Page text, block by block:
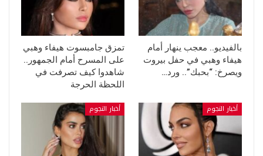
بالفيديو.. معجب ينهار أمام
هيفاء وهبي في حفل بيروت
ويصرخ: “بحبك”.. ورد…
تمزق جامبسوت هيفاء وهبي
على المسرح أمام الجمهور..
شاهدوا كيف تصرفت في
اللحظة الحرجة
أخبار النجوم أخبار النجوم